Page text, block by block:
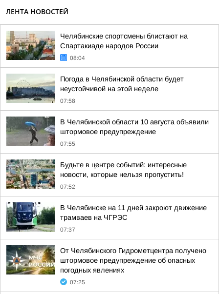
ЛЕНТА НОВОСТЕЙ
Челябинские спортсмены блистают на
Спартакиаде народов России
08:04
Погода в Челябинской области будет
неустойчивой на этой неделе
07:58
В Челябинской области 10 августа объявили
штормовое предупреждение
07:55
Будьте в центре событий: интересные
новости, которые нельзя пропустить!
07:52
В Челябинске на 11 дней закроют движение
трамваев на ЧГРЭС
07:37
От Челябинского Гидрометцентра получено
штормовое предупреждение об опасных
погодных явлениях
07:25